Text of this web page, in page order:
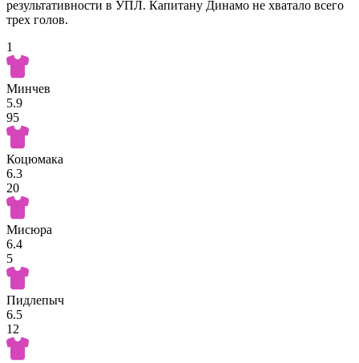
результативности в УПЛ. Капитану Динамо не хватало всего
трех голов.
1
Минчев
5.9
95
Коцюмака
6.3
20
Мисюра
6.4
5
Пидлепыч
6.5
12